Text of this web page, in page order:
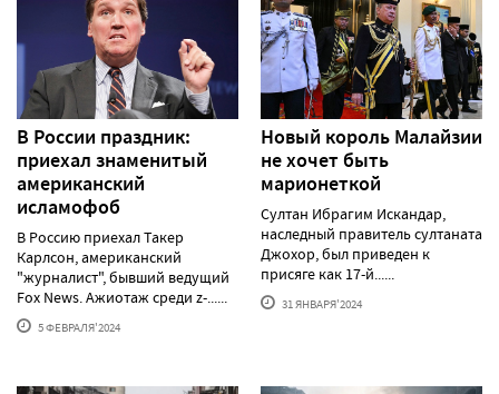
В России праздник:
приехал знаменитый
американский
исламофоб
В Россию приехал Такер
Карлсон, американский
"журналист", бывший ведущий
Fox News. Ажиотаж среди z-......
5 ФЕВРАЛЯ'2024
Новый король Малайзии
не хочет быть
марионеткой
Султан Ибрагим Искандар,
наследный правитель султаната
Джохор, был приведен к
присяге как 17-й......
31 ЯНВАРЯ'2024